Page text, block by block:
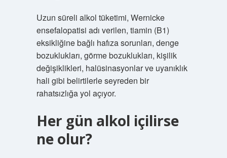
Uzun süreli alkol tüketimi, Wernicke
ensefalopatisi adı verilen, tiamin (B1)
eksikliğine bağlı hafıza sorunları, denge
bozuklukları, görme bozuklukları, kişilik
değişiklikleri, halüsinasyonlar ve uyanıklık
hali gibi belirtilerle seyreden bir
rahatsızlığa yol açıyor.
Her gün alkol içilirse
ne olur?